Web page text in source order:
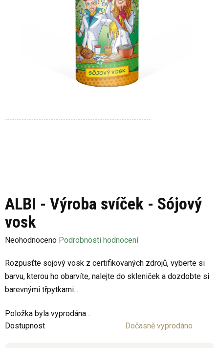
ALBI - Výroba svíček - Sójový
vosk
Průměrné
produktu
je
0,0
5
hvězdiček.
Neohodnoceno Podrobnosti hodnocení
Rozpusťte sojový vosk z certifikovaných zdrojů, vyberte si
barvu, kterou ho obarvíte, nalejte do skleniček a dozdobte si
barevnými třpytkami...
Položka byla vyprodána…
Dostupnost
Dočasně vyprodáno